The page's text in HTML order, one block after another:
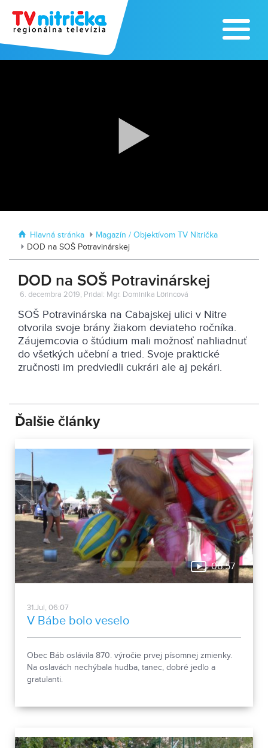
Traktormánia 2025 s pozvánkou
Hlavná stránka
Magazín / Objektívom TV Nitrička
DOD na SOŠ Potravinárskej
DOD na SOŠ Potravinárskej
6. decembra 2019, Pridal: Mgr. Dominika Lörincová
SOŠ Potravinárska na Cabajskej ulici v Nitre
otvorila svoje brány žiakom deviateho ročníka.
Záujemcovia o štúdium mali možnosť nahliadnuť
do všetkých učební a tried. Svoje praktické
zručnosti im predviedli cukrári ale aj pekári.
Ďalšie články
06:57
31.Jul, 06:07
V Bábe bolo veselo
Obec Báb oslávila 870. výročie prvej písomnej zmienky.
Na oslavách nechýbala hudba, tanec, dobré jedlo a
gratulanti.